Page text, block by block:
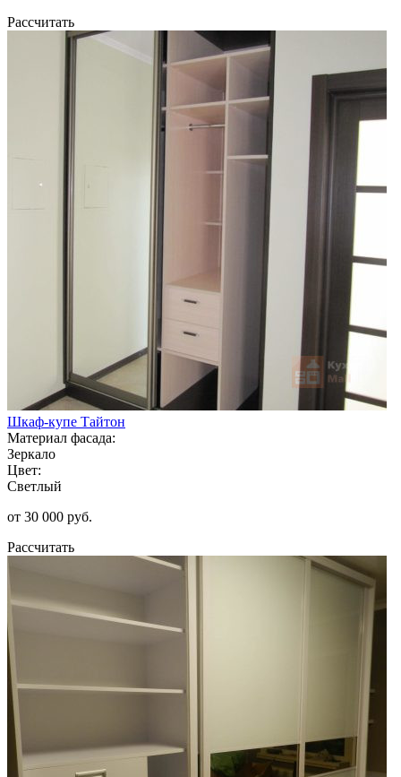
Рассчитать
Шкаф-купе Тайтон
Материал фасада:
Зеркало
Цвет:
Светлый
от 30 000 руб.
Рассчитать